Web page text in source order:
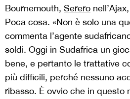
Bournemouth, Serero nell’Ajax,
Poca cosa. «Non è solo una
commenta l’agente
soldi. Oggi in Sudafrica un
bene, e pertanto le trattative
più difficili, perché nessuno
ribasso. È ovvio che in questo